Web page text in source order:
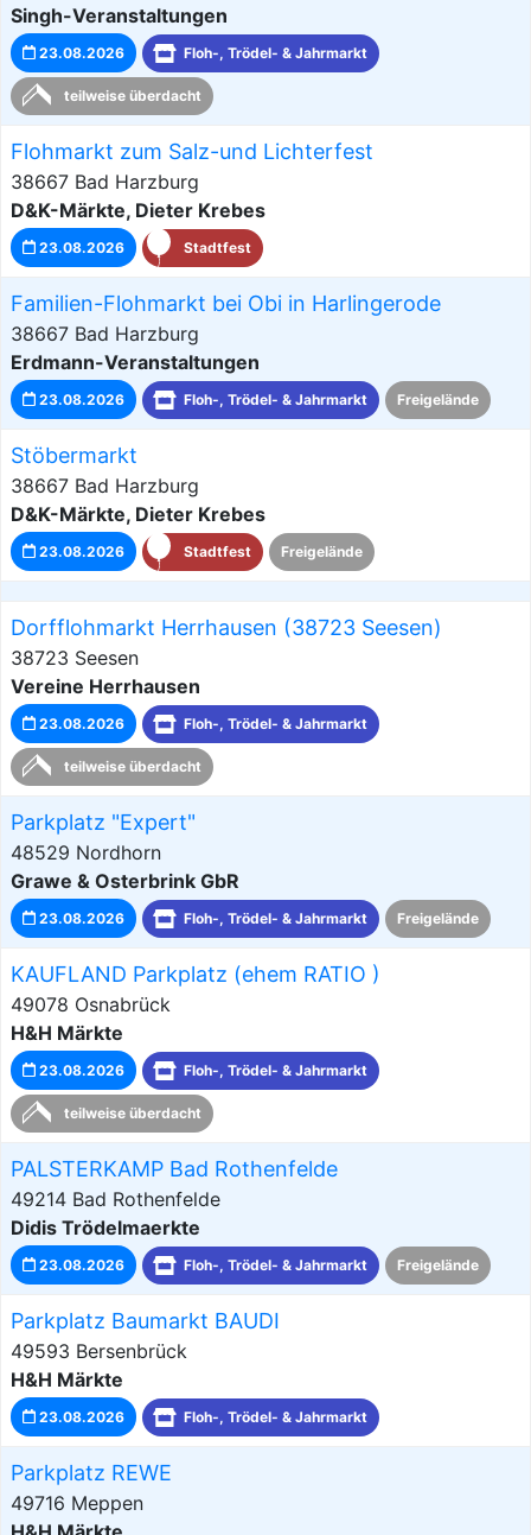
Singh-Veranstaltungen
23.08.2026 Floh-, Trödel- & Jahrmarkt
teilweise überdacht
Flohmarkt zum Salz-und Lichterfest
38667 Bad Harzburg
D&K-Märkte, Dieter Krebes
23.08.2026 Stadtfest
Familien-Flohmarkt bei Obi in Harlingerode
38667 Bad Harzburg
Erdmann-Veranstaltungen
23.08.2026 Floh-, Trödel- & Jahrmarkt Freigelände
Stöbermarkt
38667 Bad Harzburg
D&K-Märkte, Dieter Krebes
23.08.2026 Stadtfest Freigelände
Dorfflohmarkt Herrhausen (38723 Seesen)
38723 Seesen
Vereine Herrhausen
23.08.2026 Floh-, Trödel- & Jahrmarkt
teilweise überdacht
Parkplatz "Expert"
48529 Nordhorn
Grawe & Osterbrink GbR
23.08.2026 Floh-, Trödel- & Jahrmarkt Freigelände
KAUFLAND Parkplatz (ehem RATIO )
49078 Osnabrück
H&H Märkte
23.08.2026 Floh-, Trödel- & Jahrmarkt
teilweise überdacht
PALSTERKAMP Bad Rothenfelde
49214 Bad Rothenfelde
Didis Trödelmaerkte
23.08.2026 Floh-, Trödel- & Jahrmarkt Freigelände
Parkplatz Baumarkt BAUDI
49593 Bersenbrück
H&H Märkte
23.08.2026 Floh-, Trödel- & Jahrmarkt
Parkplatz REWE
49716 Meppen